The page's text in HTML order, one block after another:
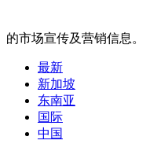
的市场宣传及营销信息。
最新
新加坡
东南亚
国际
中国